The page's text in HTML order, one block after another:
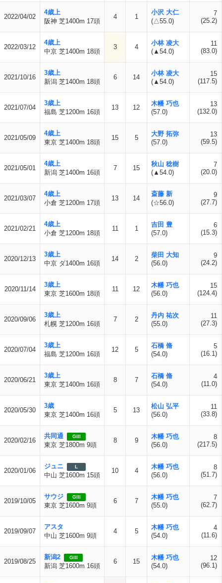
2022/04/02
4歳上
阪神 芝1400m 17頭
4 1
小沢 大仁
(△55.0)
7
(25.2)
2022/03/12
4歳上
中京 芝1400m 18頭
3 4
小林 凌大
(▲54.0)
11
(83.0)
2021/10/16
3歳上
新潟 芝1400m 18頭
6 14
小林 凌大
(▲54.0)
15
(117.5)
2021/07/04
3歳上
福島 芝1200m 16頭
13 12
木幡 巧也
(57.0)
13
(132.0)
2021/05/09
4歳上
東京 芝1400m 18頭
15 5
大野 拓弥
(57.0)
13
(59.5)
2021/05/01
4歳上
新潟 芝1400m 16頭
7 15
秋山 稔樹
(▲54.0)
7
(20.0)
2021/03/07
4歳上
小倉 芝1200m 17頭
13 14
斎藤 新
(☆56.0)
9
(27.7)
2021/02/21
4歳上
小倉 芝1200m 18頭
11 1
吉田 豊
(57.0)
6
(15.3)
2020/12/13
3歳上
中京 ダ1400m 16頭
14 2
柴田 大知
(56.0)
9
(24.2)
2020/11/14
3歳上
東京 芝1600m 18頭
11 12
木幡 巧也
(56.0)
15
(124.4)
2020/09/06
3歳上
札幌 芝1200m 16頭
7 2
丹内 祐次
(55.0)
11
(27.3)
2020/07/04
3歳上
福島 芝1200m 16頭
12 5
石橋 脩
(54.0)
5
(16.1)
2020/06/21
3歳上
東京 芝1400m 16頭
8 7
石橋 脩
(54.0)
4
(11.0)
2020/05/30
3歳
東京 芝1400m 16頭
5 13
松山 弘平
(56.0)
11
(33.8)
2020/02/16
共同通 GIII
東京 芝1800m 9頭
8 9
木幡 巧也
(56.0)
8
(217.5)
2020/01/06
ジュニ L
中山 芝1600m 15頭
10 4
木幡 巧也
(56.0)
8
(51.7)
2019/10/05
サウジ GIII
東京 芝1600m 9頭
6 7
木幡 巧也
(55.0)
7
(62.7)
2019/09/07
アスタ
中山 芝1600m 9頭
4 5
木幡 巧也
(54.0)
4
(11.6)
2019/08/25
新潟2 GIII
新潟 芝1600m 16頭
6 15
木幡 巧也
(54.0)
12
(96.1)